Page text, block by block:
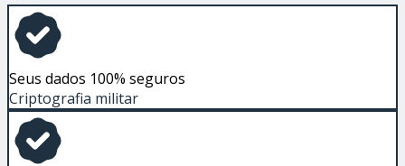
Seus dados 100% seguros
Criptografia militar